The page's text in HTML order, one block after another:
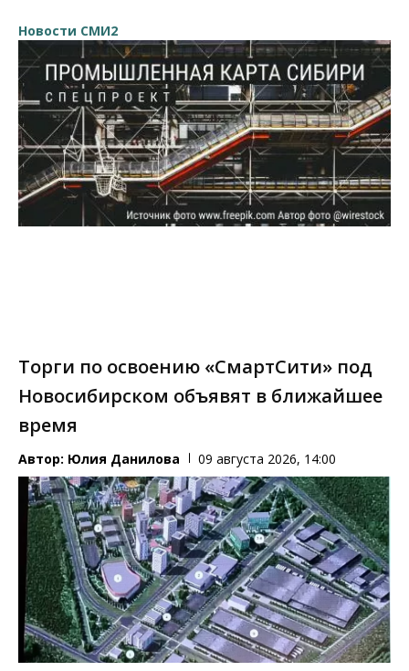
Новости СМИ2
Торги по освоению «СмартСити» под
Новосибирском объявят в ближайшее
время
Автор: Юлия Данилова 09 августа 2026, 14:00